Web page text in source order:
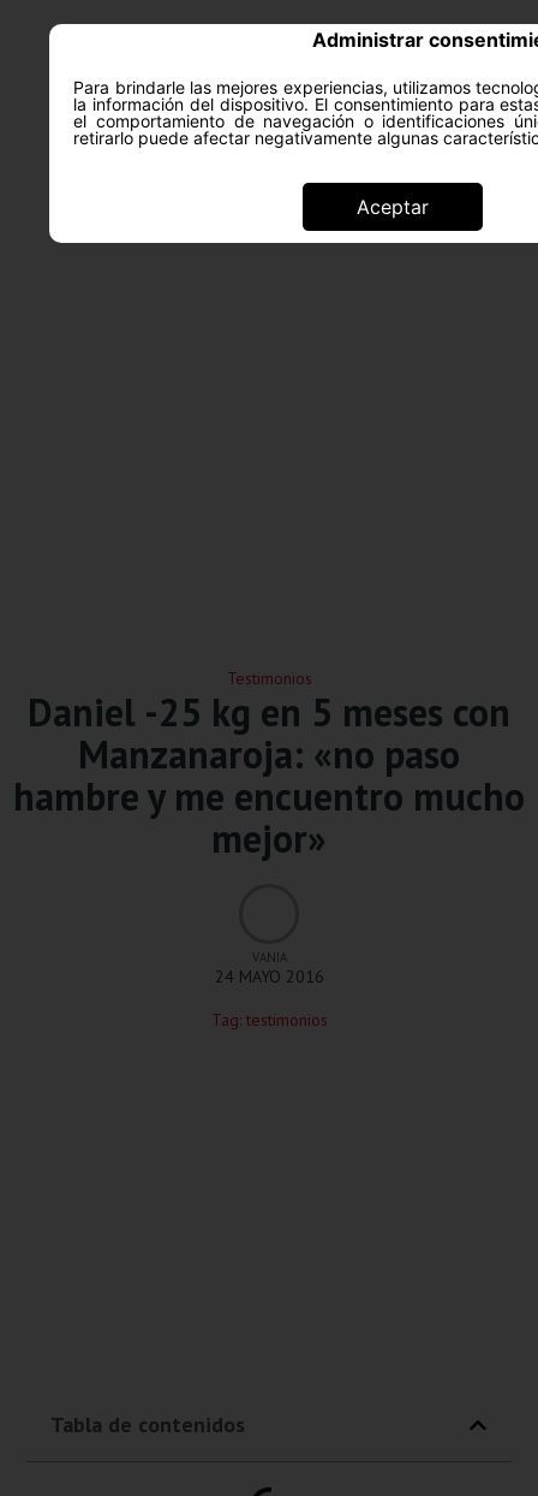
Administrar
Para brindarle las mejores experiencias, utilizamos
la información del dispositivo. El consentimiento para
el comportamiento de navegación o identificaciones
retirarlo puede afectar negativamente algunas
Aceptar
Testimonios
Daniel -25 kg en 5 meses con
Manzanaroja: «no paso
hambre y me encuentro mucho
mejor»
VANIA
24 MAYO 2016
Tag: testimonios
Tabla de contenidos